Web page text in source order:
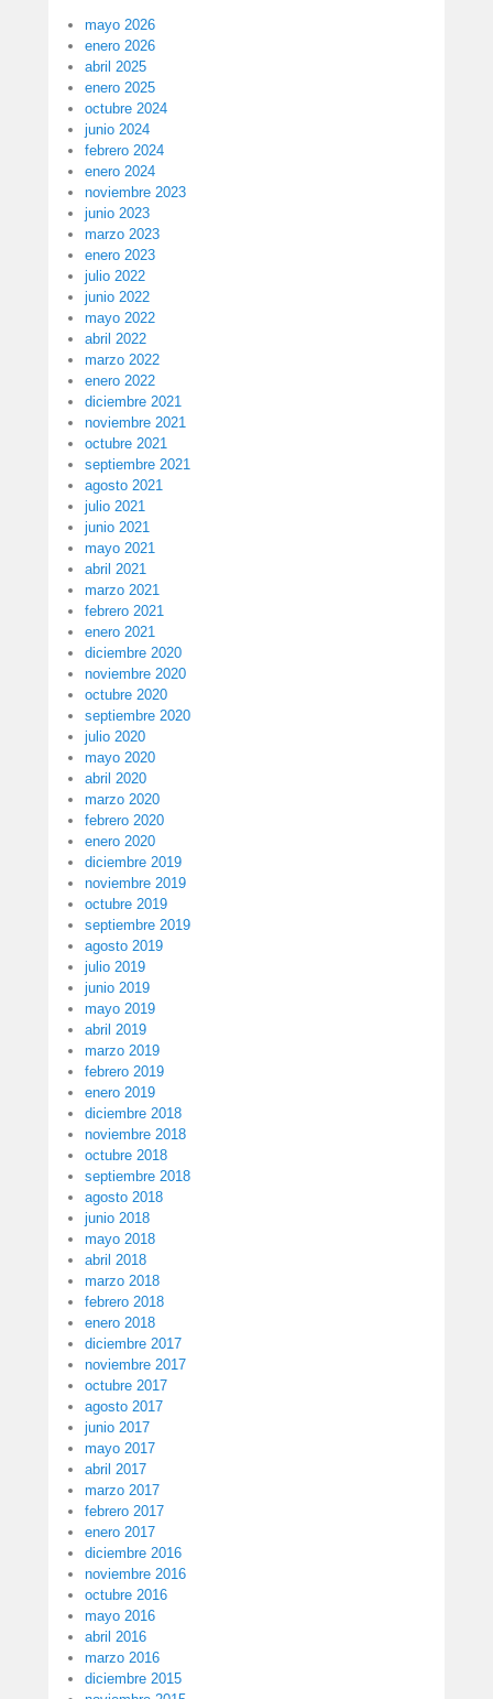
mayo 2026
enero 2026
abril 2025
enero 2025
octubre 2024
junio 2024
febrero 2024
enero 2024
noviembre 2023
junio 2023
marzo 2023
enero 2023
julio 2022
junio 2022
mayo 2022
abril 2022
marzo 2022
enero 2022
diciembre 2021
noviembre 2021
octubre 2021
septiembre 2021
agosto 2021
julio 2021
junio 2021
mayo 2021
abril 2021
marzo 2021
febrero 2021
enero 2021
diciembre 2020
noviembre 2020
octubre 2020
septiembre 2020
julio 2020
mayo 2020
abril 2020
marzo 2020
febrero 2020
enero 2020
diciembre 2019
noviembre 2019
octubre 2019
septiembre 2019
agosto 2019
julio 2019
junio 2019
mayo 2019
abril 2019
marzo 2019
febrero 2019
enero 2019
diciembre 2018
noviembre 2018
octubre 2018
septiembre 2018
agosto 2018
junio 2018
mayo 2018
abril 2018
marzo 2018
febrero 2018
enero 2018
diciembre 2017
noviembre 2017
octubre 2017
agosto 2017
junio 2017
mayo 2017
abril 2017
marzo 2017
febrero 2017
enero 2017
diciembre 2016
noviembre 2016
octubre 2016
mayo 2016
abril 2016
marzo 2016
diciembre 2015